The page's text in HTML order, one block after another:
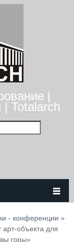
|
| Totalarch
- конференции »
объекта для
горы»